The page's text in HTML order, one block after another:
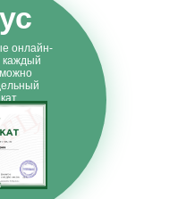
онлайн-
каждый